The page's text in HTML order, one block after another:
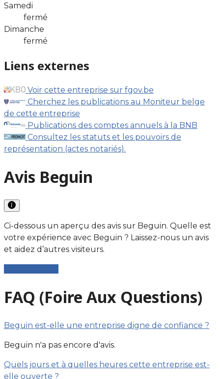
Samedi
fermé
Dimanche
fermé
Liens externes
Voir cette entreprise sur fgov.be
Cherchez les publications au Moniteur belge
de cette entreprise
Publications des comptes annuels à la BNB
Consultez les statuts et les pouvoirs de
représentation (actes notariés).
Avis Beguin
Ci-dessous un aperçu des avis sur Beguin. Quelle est
votre expérience avec Beguin ? Laissez-nous un avis
et aidez d’autres visiteurs.
FAQ (Foire Aux Questions)
Beguin est-elle une entreprise digne de confiance ?
Beguin n'a pas encore d'avis.
Quels jours et à quelles heures cette entreprise est-
elle ouverte ?